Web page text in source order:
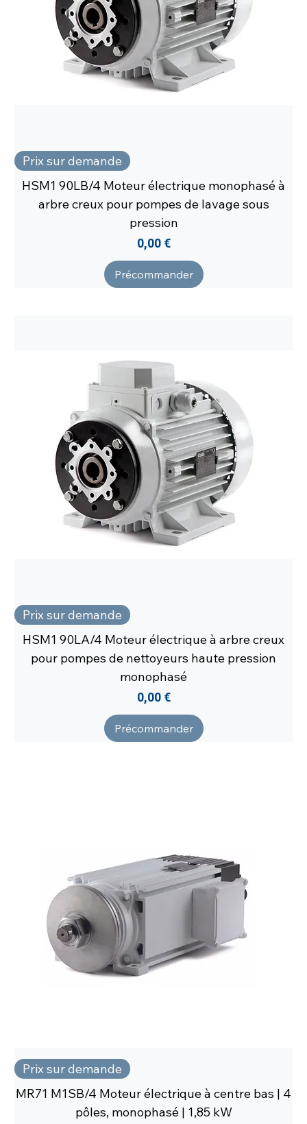
Prix sur demande
HSM1 90LB/4 Moteur électrique monophasé à
arbre creux pour pompes de lavage sous
pression
Prix
0,00 €
Précommander
Prix sur demande
HSM1 90LA/4 Moteur électrique à arbre creux
pour pompes de nettoyeurs haute pression
monophasé
Prix
0,00 €
Précommander
Prix sur demande
MR71 M1SB/4 Moteur électrique à centre bas | 4
pôles, monophasé | 1,85 kW